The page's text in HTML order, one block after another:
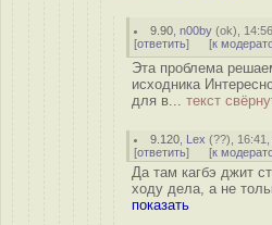
9.90 ,n00by (ok),
[ответить] [к
Эта проблема
исходника
для в... текст
9.120 Lex (??),
[ответить] [к
Да там кагбэ джит
ходу дела, а не
показать